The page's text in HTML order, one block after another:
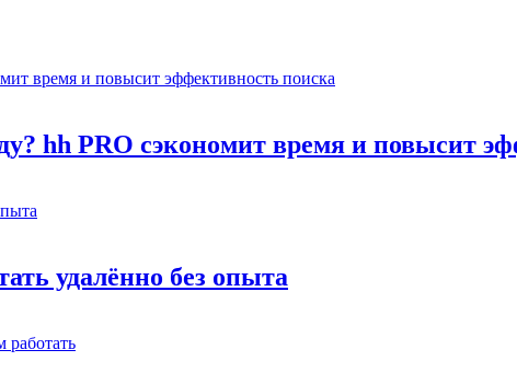
hh PRO сэкономит время и повысит
удалённо без опыта